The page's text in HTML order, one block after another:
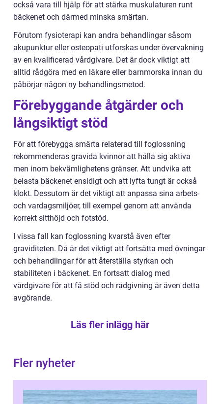
också vara till hjälp för att stärka muskulaturen runt
bäckenet och därmed minska smärtan.
Förutom fysioterapi kan andra behandlingar såsom
akupunktur eller osteopati utforskas under övervakning
av en kvalificerad vårdgivare. Det är dock viktigt att
alltid rådgöra med en läkare eller barnmorska innan du
påbörjar någon ny behandlingsmetod.
Förebyggande åtgärder och
långsiktigt stöd
För att förebygga smärta relaterad till foglossning
rekommenderas gravida kvinnor att hålla sig aktiva
men inom bekvämlighetens gränser. Att undvika att
belasta bäckenet ensidigt och att lyfta tungt är också
klokt. Dessutom är det viktigt att anpassa sina arbets-
och vardagsmiljöer, till exempel genom att använda
korrekt sitthöjd och fotstöd.
I vissa fall kan foglossning kvarstå även efter
graviditeten. Då är det viktigt att fortsätta med övningar
och behandlingar för att återställa styrkan och
stabiliteten i bäckenet. En fortsatt dialog med
vårdgivare för att få stöd och rådgivning är även detta
avgörande.
Läs fler inlägg här
Fler nyheter